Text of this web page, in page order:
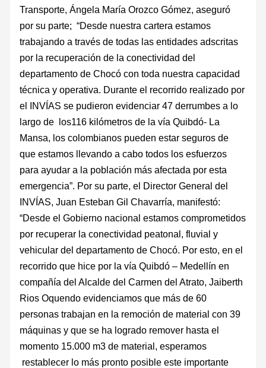
Transporte, Ángela María Orozco Gómez, aseguró
por su parte; “Desde nuestra cartera estamos
trabajando a través de todas las entidades adscritas
por la recuperación de la conectividad del
departamento de Chocó con toda nuestra capacidad
técnica y operativa. Durante el recorrido realizado por
el INVÍAS se pudieron evidenciar 47 derrumbes a lo
largo de los116 kilómetros de la vía Quibdó- La
Mansa, los colombianos pueden estar seguros de
que estamos llevando a cabo todos los esfuerzos
para ayudar a la población más afectada por esta
emergencia”. Por su parte, el Director General del
INVÍAS, Juan Esteban Gil Chavarría, manifestó:
“Desde el Gobierno nacional estamos comprometidos
por recuperar la conectividad peatonal, fluvial y
vehicular del departamento de Chocó. Por esto, en el
recorrido que hice por la vía Quibdó – Medellín en
compañía del Alcalde del Carmen del Atrato, Jaiberth
Rios Oquendo evidenciamos que más de 60
personas trabajan en la remoción de material con 39
máquinas y que se ha logrado remover hasta el
momento 15.000 m3 de material, esperamos
restablecer lo más pronto posible este importante